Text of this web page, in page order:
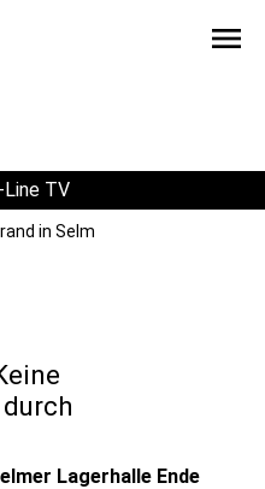
menu
TV
in Selm
Lagerhalle Ende